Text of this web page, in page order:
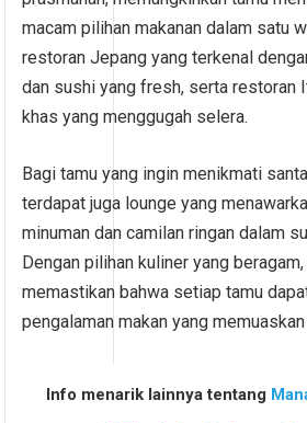
macam pilihan makanan dalam satu
restoran Jepang yang terkenal
dan sushi yang fresh, serta restoran
khas yang menggugah selera.
Bagi tamu yang ingin menikmati
terdapat juga lounge yang
minuman dan camilan ringan dalam
Dengan pilihan kuliner yang
memastikan bahwa setiap tamu
pengalaman makan yang
Info menarik lainnya tentang